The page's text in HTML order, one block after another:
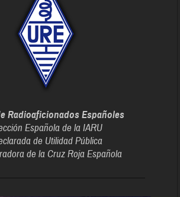
Radioaficionados Españoles
Española de la IARU
de Utilidad Pública
de la Cruz Roja Española